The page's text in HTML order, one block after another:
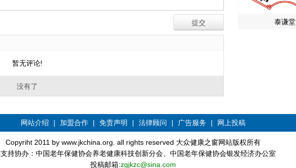
暂无评论!
没有了
泰谦堂
网站介绍 | 加盟合作 | 免责声明 | 法律顾问 | 广告服务 | 网上投稿
Copyriht 2011 by www.jkchina.org. all rights reserved 大众健康之窗网站版权所有
支持协办：中国老年保健协会养老健康科技创新分会、中国老年保健协会银发经济办公室
投稿邮箱:zgjkzc@sina.com